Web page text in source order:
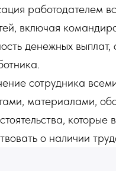
работодателем
включая
денежных
сотрудника
материалами,
которые
о наличии